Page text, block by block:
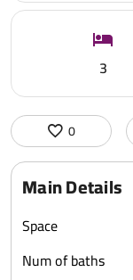
3
0
Main Details
Space
Num of baths